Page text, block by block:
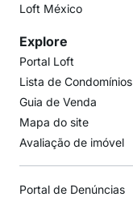
Loft México
Explore
Portal Loft
Lista de Condomínios
Guia de Venda
Mapa do site
Avaliação de imóvel
Portal de Denúncias